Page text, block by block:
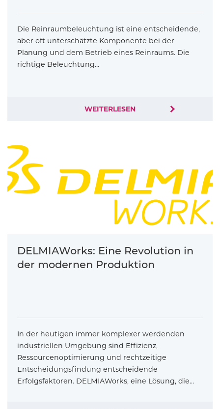
Die Reinraumbeleuchtung ist eine entscheidende,
aber oft unterschätzte Komponente bei der
Planung und dem Betrieb eines Reinraums. Die
richtige Beleuchtung…
WEITERLESEN
DELMIAWorks: Eine Revolution in
der modernen Produktion
In der heutigen immer komplexer werdenden
industriellen Umgebung sind Effizienz,
Ressourcenoptimierung und rechtzeitige
Entscheidungsfindung entscheidende
Erfolgsfaktoren. DELMIAWorks, eine Lösung, die…